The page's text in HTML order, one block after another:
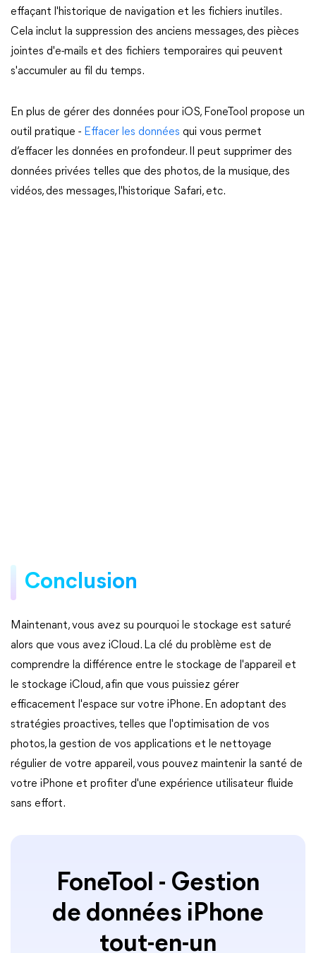
effaçant l'historique de navigation et les fichiers inutiles.
Cela inclut la suppression des anciens messages, des pièces
jointes d'e-mails et des fichiers temporaires qui peuvent
s'accumuler au fil du temps.
En plus de gérer des données pour iOS, FoneTool propose un
outil pratique - Effacer les données qui vous permet
d’effacer les données en profondeur. Il peut supprimer des
données privées telles que des photos, de la musique, des
vidéos, des messages, l'historique Safari, etc.
Conclusion
Maintenant, vous avez su pourquoi le stockage est saturé
alors que vous avez iCloud. La clé du problème est de
comprendre la différence entre le stockage de l'appareil et
le stockage iCloud, afin que vous puissiez gérer
efficacement l'espace sur votre iPhone. En adoptant des
stratégies proactives, telles que l'optimisation de vos
photos, la gestion de vos applications et le nettoyage
régulier de votre appareil, vous pouvez maintenir la santé de
votre iPhone et profiter d'une expérience utilisateur fluide
sans effort.
FoneTool - Gestion
de données iPhone
tout-en-un